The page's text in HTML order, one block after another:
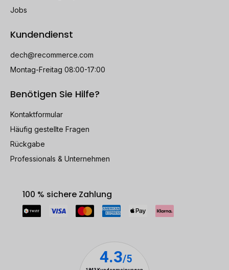
Jobs
Kundendienst
dech@recommerce.com
Montag-Freitag 08:00-17:00
Benötigen Sie Hilfe?
Kontaktformular
Häufig gestellte Fragen
Rückgabe
Professionals & Unternehmen
100 % sichere Zahlung